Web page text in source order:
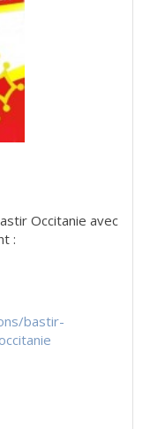
Occitanie avec
:
bastir-